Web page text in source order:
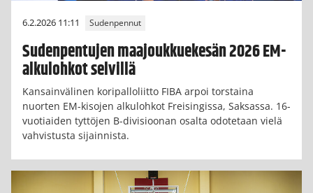
6.2.2026 11:11 Sudenpennut
Sudenpentujen maajoukkuekesän 2026 EM-
alkulohkot selvillä
Kansainvälinen koripalloliitto FIBA arpoi torstaina
nuorten EM-kisojen alkulohkot Freisingissa, Saksassa. 16-
vuotiaiden tyttöjen B-divisioonan osalta odotetaan vielä
vahvistusta sijainnista.